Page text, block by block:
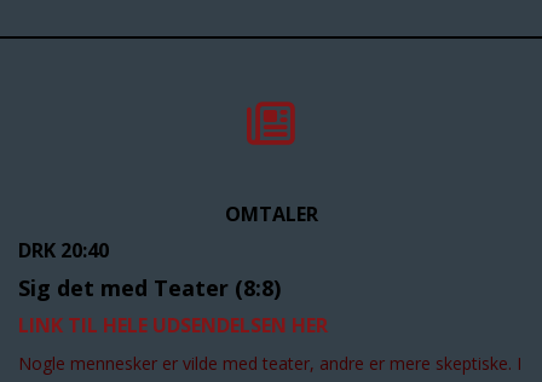
OMTALER
DRK 20:40
Sig det med Teater (8:8)
LINK TIL HELE UDSENDELSEN HER
Nogle mennesker er vilde med teater, andre er mere skeptiske. I